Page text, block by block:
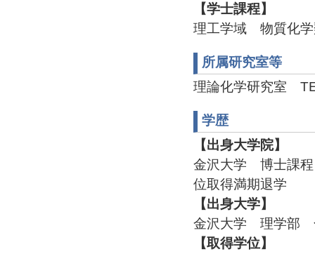
【学士課程】
理工学域 物質化
所属研究室等
理論化学研究室
学歴
【出身大学院】
金沢大学 博士課
位取得満期退学
【出身大学】
金沢大学 理学部
【取得学位】